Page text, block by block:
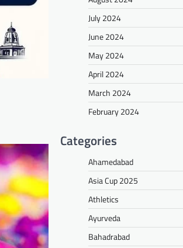
July 2024
June 2024
May 2024
April 2024
March 2024
February 2024
Categories
Ahamedabad
Asia Cup 2025
Athletics
Ayurveda
Bahadrabad